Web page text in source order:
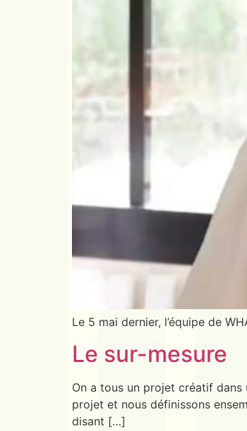
Le 5 mai dernier, l’équipe de
Le sur-mesure
On a tous un projet créatif
projet et nous définissons
disant […]